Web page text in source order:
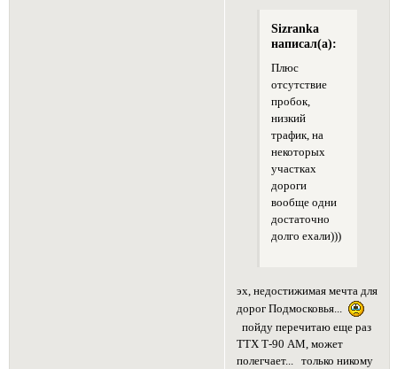
Sizranka
написал(а):
Плюс
отсутствие
пробок,
низкий
трафик, на
некоторых
участках
дороги
вообще одни
достаточно
долго ехали)))
эх, недостижимая мечта для
дорог Подмосковья...
пойду перечитаю еще раз
ТТХ Т-90 АМ, может
полегчает... только никому